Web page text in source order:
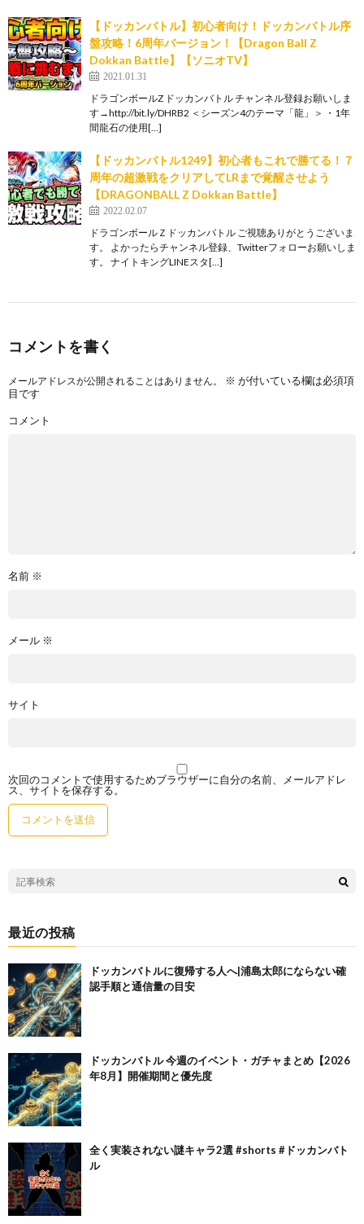
【ドッカンバトル】初心者向け！ドッカンバトル序
盤攻略！6周年バージョン！【Dragon Ball Z
Dokkan Battle】【ソニオTV】
2021.01.31
ドラゴンボールZ ドッカンバトル チャンネル登録お願いしま
す→http://bit.ly/DHRB2 ＜シーズン4のテーマ「龍」＞ ・1年
間龍石の使用[…]
【ドッカンバトル1249】初心者もこれで勝てる！７
周年の超激戦をクリアしてLRまで覚醒させよう
【DRAGONBALL Z Dokkan Battle】
2022.02.07
ドラゴンボールＺドッカンバトル ご視聴ありがとうございま
す。 よかったらチャンネル登録、Twitterフォローお願いしま
す。 ナイトキングLINEスタ[…]
コメントを書く
メールアドレスが公開されることはありません。 ※ が付いている欄は必須項
目です
コメント
名前 ※
メール ※
サイト
次回のコメントで使用するためブラウザーに自分の名前、メールアドレ
ス、サイトを保存する。
最近の投稿
ドッカンバトルに復帰する人へ|浦島太郎にならない確
認手順と通信量の目安
ドッカンバトル 今週のイベント・ガチャまとめ【2026
年8月】開催期間と優先度
全く実装されない謎キャラ2選 #shorts #ドッカンバト
ル